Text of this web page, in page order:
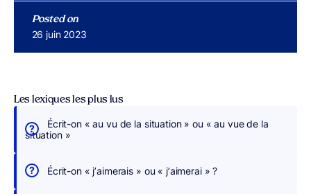
Posted on
Publié le
26 juin 2023
É
r
i
Les lexiques les plus lus
Écrit-on « au vu de la situation » ou « au vue de la
situation »
Écrit-on « j’aimerais » ou « j’aimerai » ?